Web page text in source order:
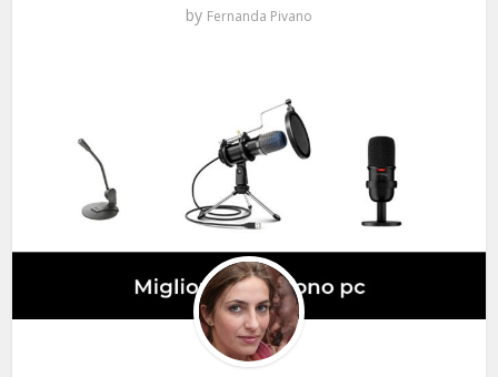
by Fernanda Pivano